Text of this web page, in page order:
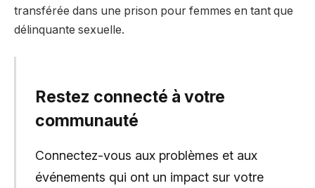
transférée dans une prison pour femmes en tant que
délinquante sexuelle.
Restez connecté à votre
communauté
Connectez-vous aux problèmes et aux
événements qui ont un impact sur votre